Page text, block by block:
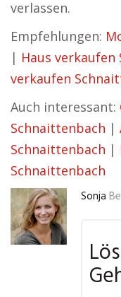
verlassen.
Empfehlungen:
| Haus
verkaufen
Auch interessant:
Schnaittenbach |
Schnaittenbach |
Schnaittenbach
Sonja